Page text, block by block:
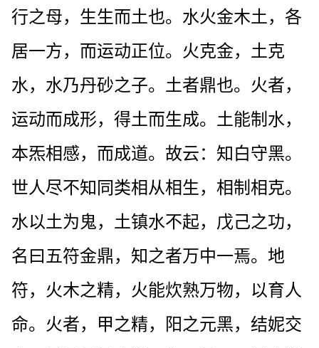
行之母，生生而土也。水火金木土，各
居一方，而运动正位。火克金，土克
水，水乃丹砂之子。土者鼎也。火者，
运动而成形，得土而生成。土能制水，
本炁相感，而成道。故云：知白守黑。
世人尽不知同类相从相生，相制相克。
水以土为鬼，土镇水不起，戊己之功，
名曰五符金鼎，知之者万中一焉。地
符，火木之精，火能炊熟万物，以育人
命。火者，甲之精，阳之元黑，结妮交